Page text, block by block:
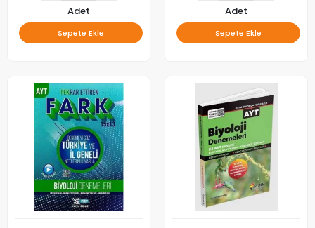
Adet
Sepete Ekle
Adet
Sepete Ekle